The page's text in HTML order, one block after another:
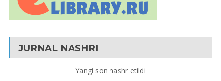
JURNAL NASHRI
Yangi son nashr etildi